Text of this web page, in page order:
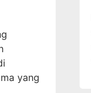
yang